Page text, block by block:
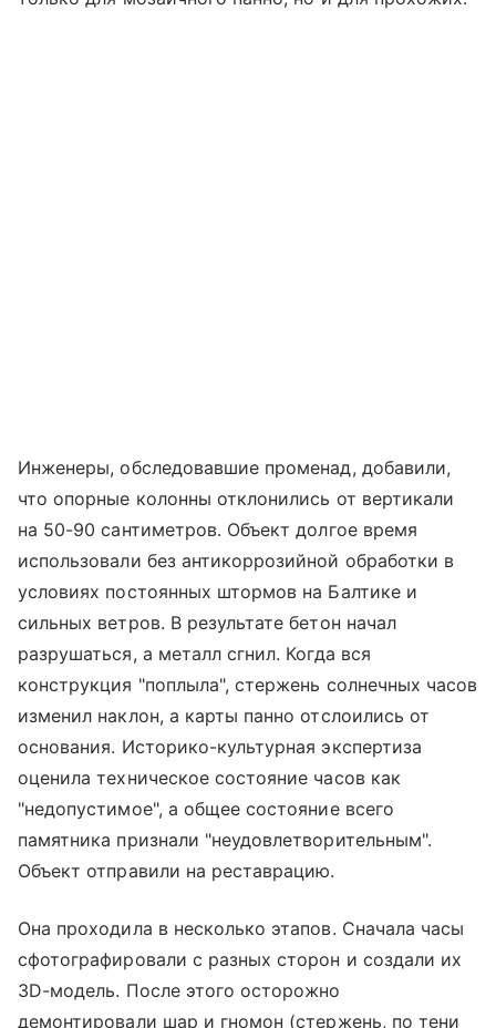
Инженеры, обследовавшие променад, добавили,
что опорные колонны отклонились от вертикали
на 50-90 сантиметров. Объект долгое время
использовали без антикоррозийной обработки в
условиях постоянных штормов на Балтике и
сильных ветров. В результате бетон начал
разрушаться, а металл сгнил. Когда вся
конструкция "поплыла", стержень солнечных часов
изменил наклон, а карты панно отслоились от
основания. Историко-культурная экспертиза
оценила техническое состояние часов как
"недопустимое", а общее состояние всего
памятника признали "неудовлетворительным".
Объект отправили на реставрацию.
Она проходила в несколько этапов. Сначала часы
сфотографировали с разных сторон и создали их
3D-модель. После этого осторожно
демонтировали шар и гномон (стержень, по тени